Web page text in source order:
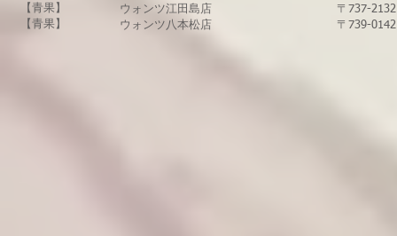
【青果】
​【青果】
​ウォンツ江田島店
​ウォンツ八本松店
〒737-
〒739-